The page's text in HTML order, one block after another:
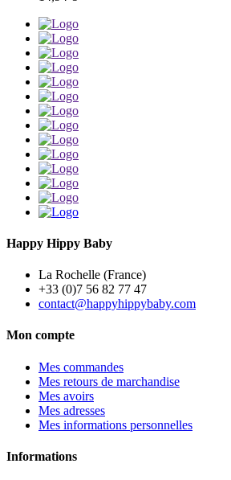
Happy Hippy Baby
La Rochelle (France)
+33 (0)7 56 82 77 47
contact@happyhippybaby.com
Mon compte
Mes commandes
Mes retours de marchandise
Mes avoirs
Mes adresses
Mes informations personnelles
Informations